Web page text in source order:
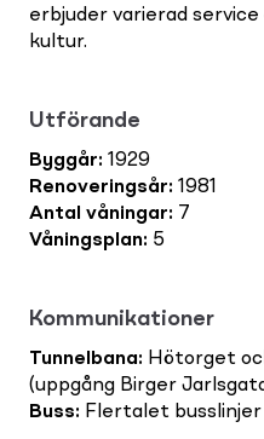
erbjuder varierad
kultur.
Utförande
Byggår: 1929
Renoveringsår: 1981
Antal våningar: 7
Våningsplan: 5
Kommunikationer
Tunnelbana: Hötorget
(uppgång Birger
Buss: Flertalet